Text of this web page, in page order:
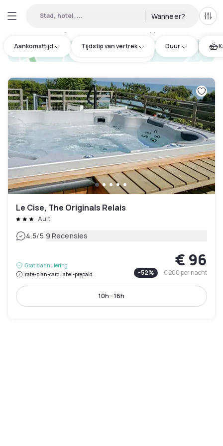
Stad, hotel, ... Wanneer?
Aankomsttijd Tijdstip van vertrek Duur
hotel.cta.view_map
Le Cise, The Originals Relais
Ault
4.5/5|9 Recensies
Gratis annulering
rate-plan-card.label-prepaid
€ 96
-52% € 200per nacht
10h - 16h